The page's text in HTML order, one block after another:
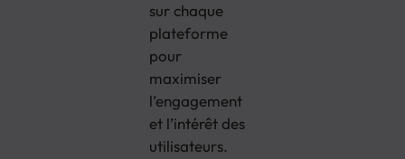
sur chaque
plateforme
pour
maximiser
l’engagement
et l’intérêt des
utilisateurs.